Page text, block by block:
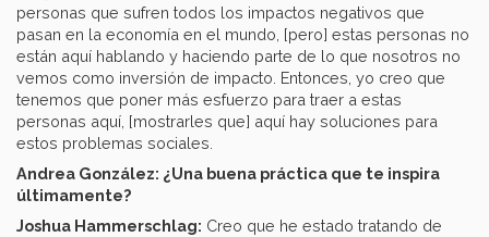
personas que sufren todos los impactos negativos que
pasan en la economía en el mundo, [pero] estas personas no
están aquí hablando y haciendo parte de lo que nosotros no
vemos como inversión de impacto. Entonces, yo creo que
tenemos que poner más esfuerzo para traer a estas
personas aquí, [mostrarles que] aquí hay soluciones para
estos problemas sociales.
Andrea González: ¿Una buena práctica que te inspira
últimamente?
Joshua Hammerschlag: Creo que he estado tratando de